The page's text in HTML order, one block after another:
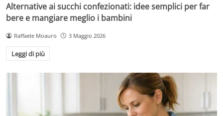
Alternative ai succhi confezionati: idee semplici per far
bere e mangiare meglio i bambini
Raffaele Moauro 3 Maggio 2026
Leggi di più